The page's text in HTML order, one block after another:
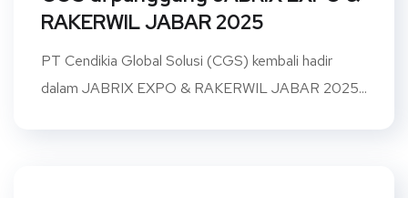
RAKERWIL JABAR 2025
PT Cendikia Global Solusi (CGS) kembali hadir
dalam JABRIX EXPO & RAKERWIL JABAR 2025...